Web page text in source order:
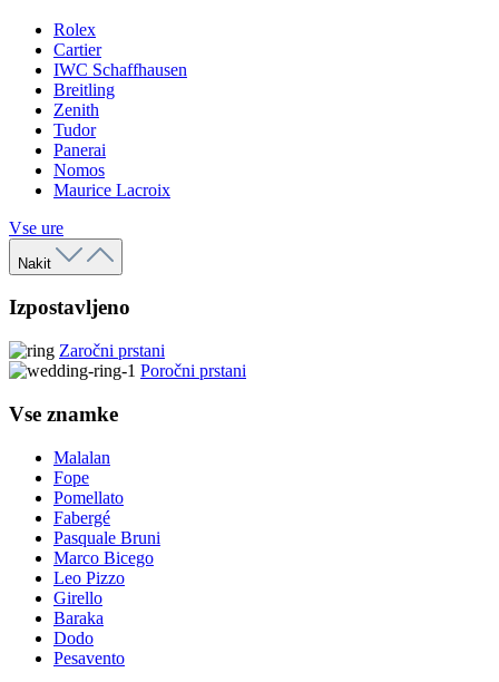
Rolex
Cartier
IWC Schaffhausen
Breitling
Zenith
Tudor
Panerai
Nomos
Maurice Lacroix
Vse ure
Nakit
Izpostavljeno
Zaročni prstani
Poročni prstani
Vse znamke
Malalan
Fope
Pomellato
Fabergé
Pasquale Bruni
Marco Bicego
Leo Pizzo
Girello
Baraka
Dodo
Pesavento